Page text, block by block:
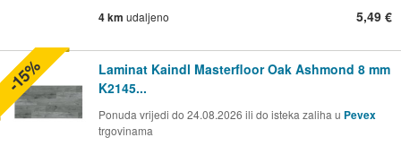
4 km udaljeno 5,49 €
Laminat Kaindl Masterfloor Oak Ashmond 8 mm
K2145...
Ponuda vrijedi do 24.08.2026 ili do isteka zaliha u Pevex
trgovinama
-15%